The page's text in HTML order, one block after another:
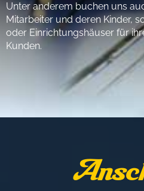
Unter anderem buchen uns
Mitarbeiter und deren Kinder,
oder Einrichtungshäuser für
Kunden.